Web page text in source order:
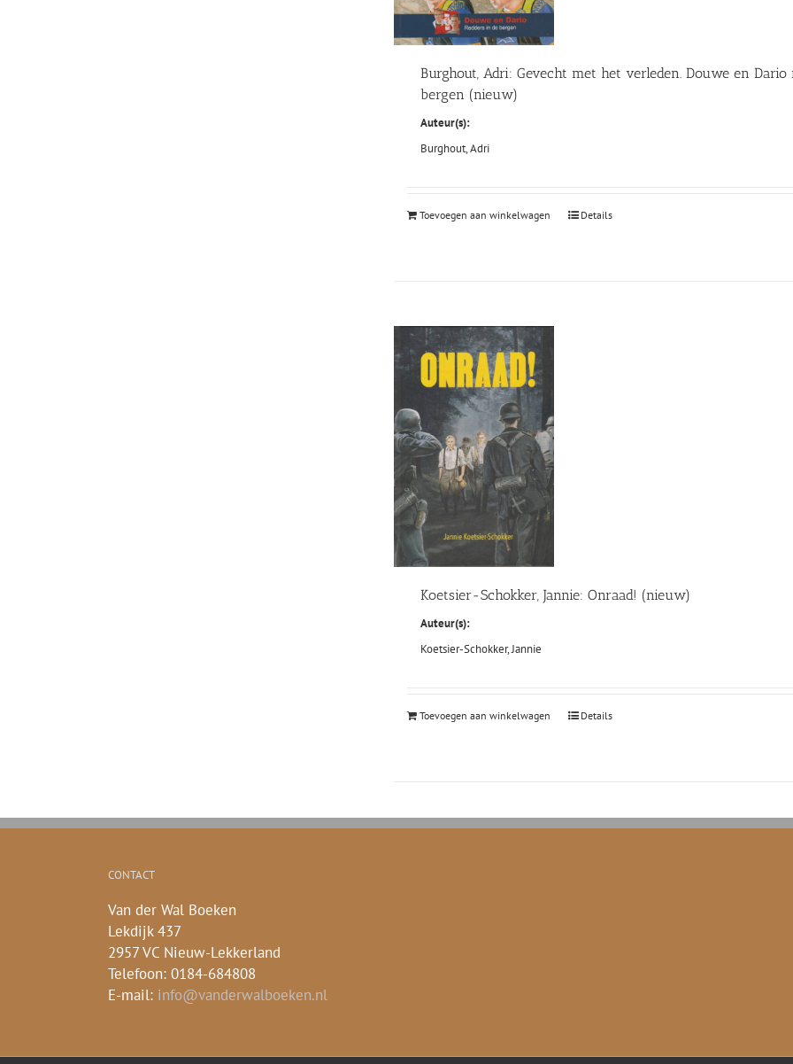
Burghout, Adri: Gevecht met het verleden. Douwe en Dario
bergen (nieuw)
Auteur(s):
Burghout, Adri
Toevoegen aan winkelwagen Details
Koetsier-Schokker, Jannie: Onraad! (nieuw)
Auteur(s):
Koetsier-Schokker, Jannie
Toevoegen aan winkelwagen Details
CONTACT
Van der Wal Boeken
Lekdijk 437
2957 VC Nieuw-Lekkerland
Telefoon: 0184-684808
E-mail: info@vanderwalboeken.nl